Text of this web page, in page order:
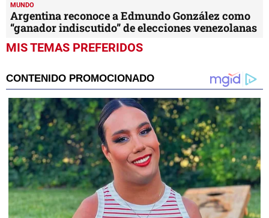
MUNDO
Argentina reconoce a Edmundo González como
“ganador indiscutido” de elecciones venezolanas
MIS TEMAS PREFERIDOS